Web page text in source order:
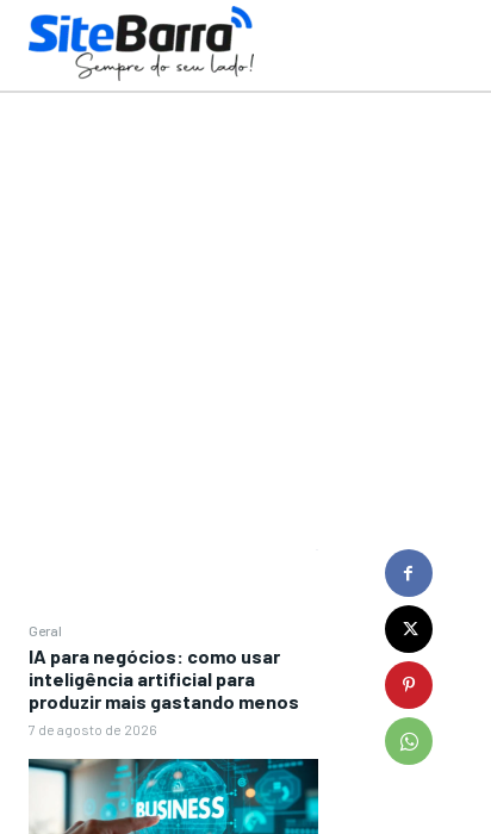
Geral
IA para negócios: como usar
inteligência artificial para
produzir mais gastando menos
7 de agosto de 2026